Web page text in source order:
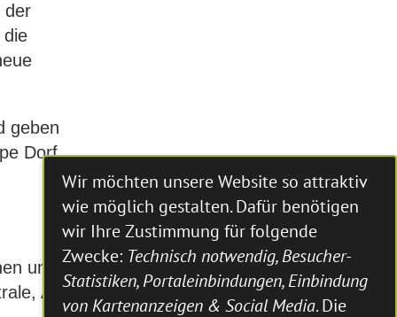
der
die
geben
Dorf
und
Am
Wir möchten unsere Website so attraktiv
wie möglich gestalten. Dafür benötigen
wir Ihre Zustimmung für folgende
Zwecke: Technisch notwendig, Besucher-
Statistiken, Portaleinbindungen, Einbindung
von Kartenanzeigen & Social Media. Die